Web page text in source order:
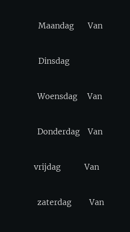
Van
Van
Van
Van
Van